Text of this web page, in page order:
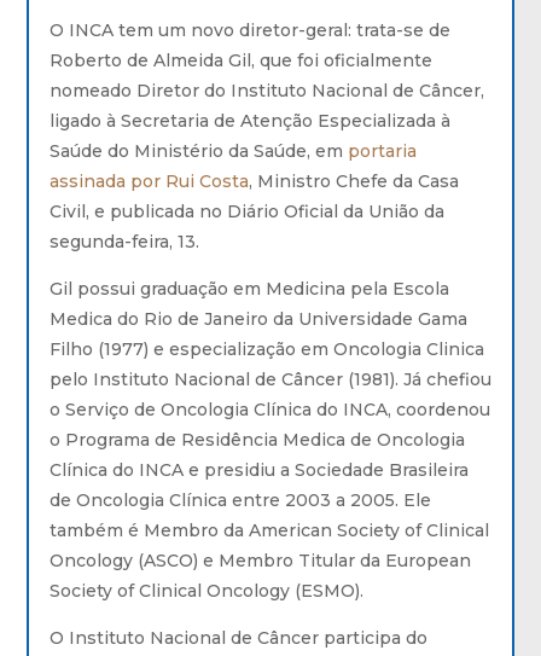
O INCA tem um novo diretor-geral: trata-se de
Roberto de Almeida Gil, que foi oficialmente
nomeado Diretor do Instituto Nacional de Câncer,
ligado à Secretaria de Atenção Especializada à
Saúde do Ministério da Saúde, em portaria
assinada por Rui Costa, Ministro Chefe da Casa
Civil, e publicada no Diário Oficial da União da
segunda-feira, 13.
Gil possui graduação em Medicina pela Escola
Medica do Rio de Janeiro da Universidade Gama
Filho (1977) e especialização em Oncologia Clinica
pelo Instituto Nacional de Câncer (1981). Já chefiou
o Serviço de Oncologia Clínica do INCA, coordenou
o Programa de Residência Medica de Oncologia
Clínica do INCA e presidiu a Sociedade Brasileira
de Oncologia Clínica entre 2003 a 2005. Ele
também é Membro da American Society of Clinical
Oncology (ASCO) e Membro Titular da European
Society of Clinical Oncology (ESMO).
O Instituto Nacional de Câncer participa do